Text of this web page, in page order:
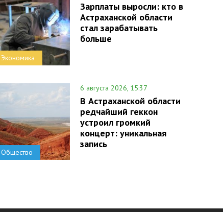
Экономика
Зарплаты выросли: кто в
Астраханской области
стал зарабатывать
больше
Общество
6 августа 2026, 15:37
В Астраханской области
редчайший геккон
устроил громкий
концерт: уникальная
запись